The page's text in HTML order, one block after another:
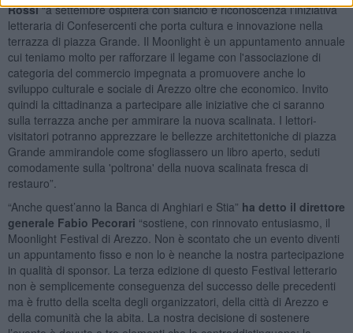
Rossi“a settembre ospiterà con slancio e riconoscenza l'iniziativa
letteraria di Confesercenti che porta cultura e innovazione nella
terrazza di piazza Grande. Il Moonlight è un appuntamento annuale
cui teniamo molto per rafforzare il legame con l'associazione di
categoria del commercio impegnata a promuovere anche lo
sviluppo culturale e sociale di Arezzo oltre che economico. Invito
quindi la cittadinanza a partecipare alle iniziative che ci saranno
sulla terrazza anche per ammirare la nuova scalinata. I lettori-
visitatori potranno apprezzare le bellezze architettoniche di piazza
Grande ammirandole come sfogliassero un libro aperto, seduti
comodamente sulla 'poltrona' della nuova scalinata fresca di
restauro”.
“Anche quest’anno la Banca di Anghiari e Stia” ha detto il direttore
generale Fabio Pecorari “sostiene, con rinnovato entusiasmo, il
Moonlight Festival di Arezzo. Non è scontato che un evento diventi
un appuntamento fisso e non lo è neanche la nostra partecipazione
in qualità di sponsor. La terza edizione di questo Festival letterario
non è semplicemente conseguenza del successo delle precedenti
ma è frutto della scelta degli organizzatori, della città di Arezzo e
della comunità che la abita. La nostra decisione di sostenere